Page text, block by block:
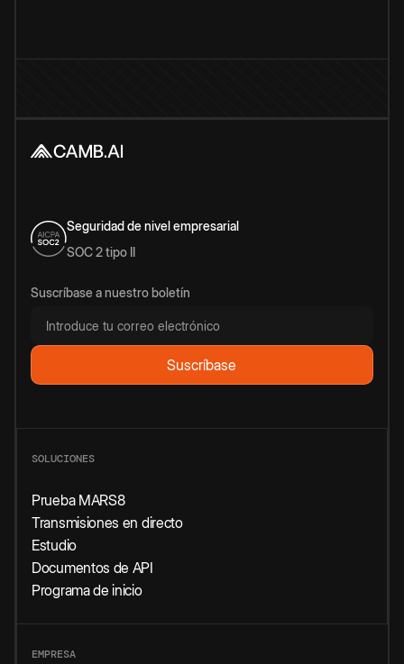
Seguridad de nivel empresarial
SOC 2 tipo II
Suscríbase a nuestro boletín
SOLUCIONES
Prueba MARS8
Transmisiones en directo
Estudio
Documentos de API
Programa de inicio
EMPRESA